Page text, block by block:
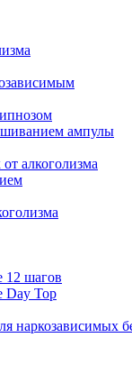
ампулы
алкоголизма
12 шагов
Day Top
наркозависимых